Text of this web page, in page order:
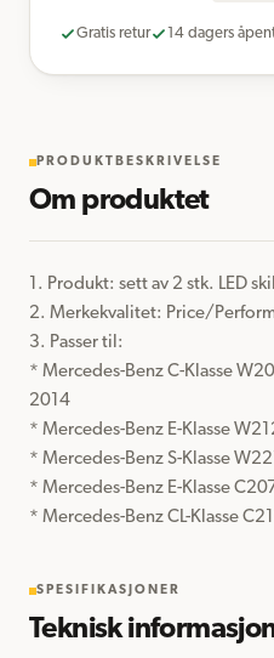
Gratis retur 14 dagers
PRODUKTBESKRIVELSE
Om produktet
1. Produkt: sett av 2 stk. LED
2. Merkekvalitet: Price/
3. Passer til:
* Mercedes-Benz C-Klasse
2014
* Mercedes-Benz E-Klasse
* Mercedes-Benz S-Klasse
* Mercedes-Benz E-Klasse
* Mercedes-Benz CL-Klasse
SPESIFIKASJONER
Teknisk